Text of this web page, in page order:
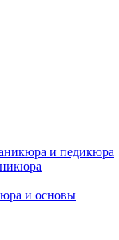
и педикюра
и основы